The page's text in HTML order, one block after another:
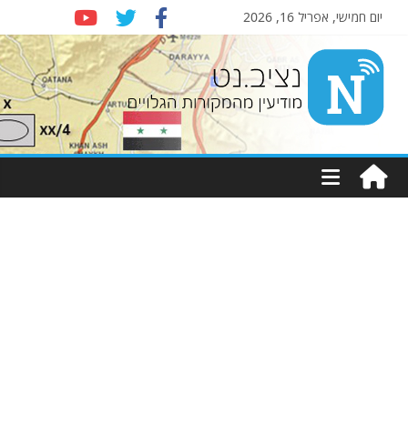
יום חמישי, אפריל 16, 2026
Nziv.net
מודיעין
מהמקורות